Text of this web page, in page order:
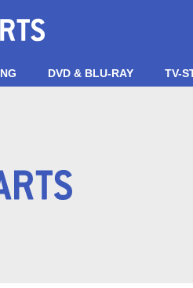
DVD & BLU-RAY TV-